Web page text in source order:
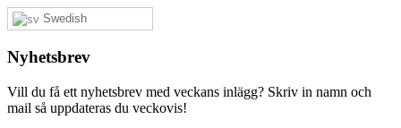
Swedish
Nyhetsbrev
Vill du få ett nyhetsbrev med veckans inlägg? Skriv in namn och
mail så uppdateras du veckovis!